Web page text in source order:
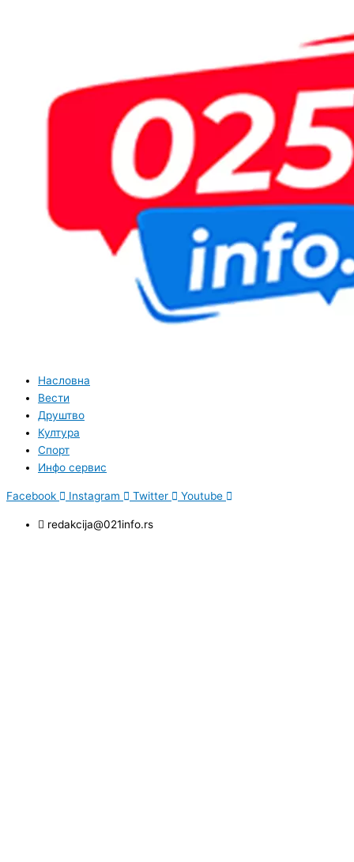
Насловна
Вести
Друштво
Култура
Спорт
Инфо сервис
Facebook Instagram Twitter Youtube
redakcija@021info.rs